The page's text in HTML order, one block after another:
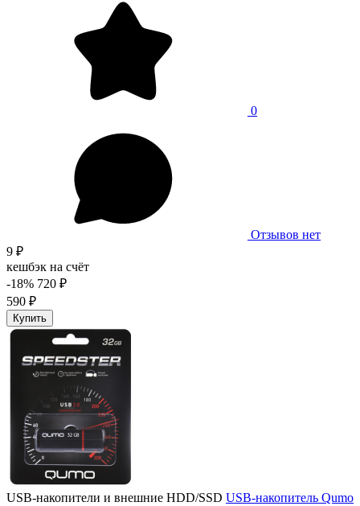
0
Отзывов нет
9 ₽
кешбэк на счёт
-18% 720 ₽
590 ₽
Купить
USB-накопители и внешние HDD/SSD USB-накопитель Qumo